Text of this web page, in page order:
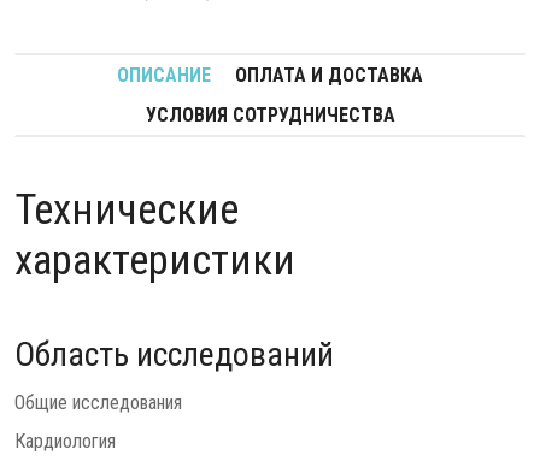
ОПИСАНИЕ
ОПЛАТА И ДОСТАВКА
УСЛОВИЯ СОТРУДНИЧЕСТВА
Технические
характеристики
Область исследований
Общие исследования
Кардиология